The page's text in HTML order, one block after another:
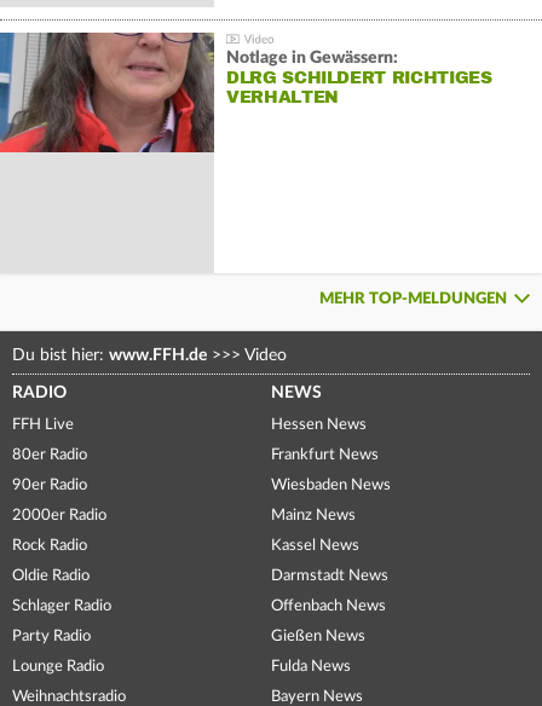
Notlage in Gewässern:
DLRG SCHILDERT RICHTIGES
VERHALTEN
MEHR TOP-MELDUNGEN
Du bist hier: www.FFH.de >>> Video
RADIO
FFH Live
80er Radio
90er Radio
2000er Radio
Rock Radio
Oldie Radio
Schlager Radio
Party Radio
Lounge Radio
Weihnachtsradio
NEWS
Hessen News
Frankfurt News
Wiesbaden News
Mainz News
Kassel News
Darmstadt News
Offenbach News
Gießen News
Fulda News
Bayern News